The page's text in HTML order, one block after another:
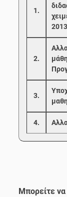
1.
2.
3.
4.
Μπορείτε